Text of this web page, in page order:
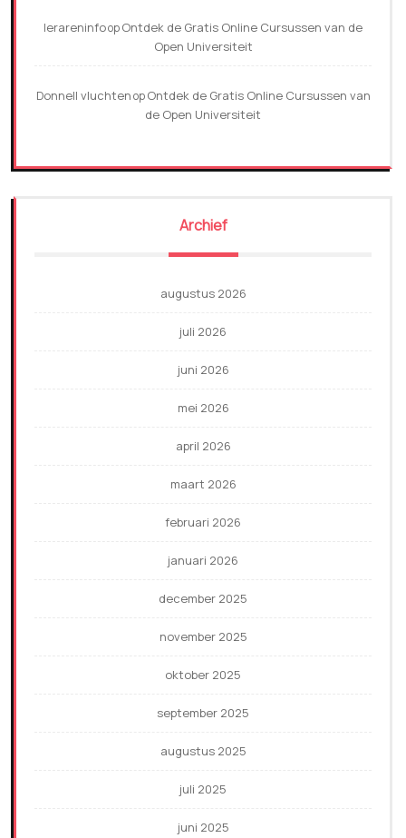
lerareninfoopOntdek de Gratis Online Cursussen van de
Open Universiteit
Donnell vluchtenopOntdek de Gratis Online Cursussen van
de Open Universiteit
Archief
augustus 2026
juli 2026
juni 2026
mei 2026
april 2026
maart 2026
februari 2026
januari 2026
december 2025
november 2025
oktober 2025
september 2025
augustus 2025
juli 2025
juni 2025